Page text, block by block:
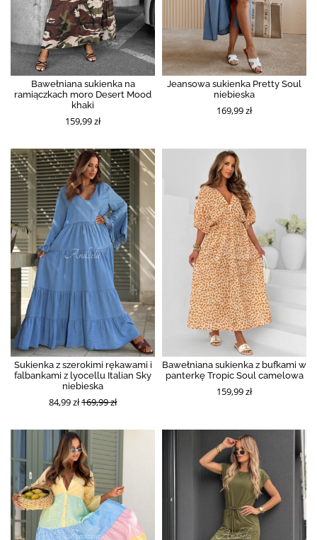
Bawełniana sukienka na
ramiączkach moro Desert Mood
khaki
159,99 zł
Jeansowa sukienka Pretty Soul
niebieska
169,99 zł
Sukienka z szerokimi rękawami i
falbankami z lyocellu Italian Sky
niebieska
84,99 zł169,99 zł
Bawełniana sukienka z bufkami w
panterkę Tropic Soul camelowa
159,99 zł